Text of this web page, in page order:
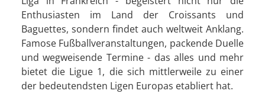
Enthusiasten im Land der Croissants und
Baguettes, sondern findet auch weltweit Anklang.
Famose Fußballveranstaltungen, packende Duelle
und wegweisende Termine - das alles und mehr
bietet die Ligue 1, die sich mittlerweile zu einer
der bedeutendsten Ligen Europas etabliert hat.